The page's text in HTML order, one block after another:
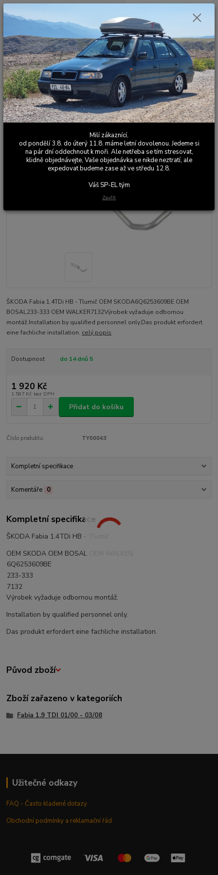
Menu
Hledat
Po - Pá 9:00 - 17:00
0,00 Kč
Úvod Výfuky Sériové výfuky Škoda Fabia 1
Fabia 1.9 TDI 01/00 -
03/08
ŠKODA Fabia 1.4TDi HB - Tlumič
ŠKODA Fabia 1.4TDi HB - Tlumič
ŠKODA Fabia 1.4TDi HB - Tlumič OEM SKODA6Q6253609BE OEM
BOSAL233-333 OEM WALKER7132Výrobek vyžaduje odbornou
montáž.Installation by qualified personnel only.Das produkt erfordert
eine fachliche installation. celý popis
Dostupnost do 14 dnů 5
1 920 Kč
1 587 Kč bez DPH
Přidat do košíku
Číslo produktu: TY00043
Kompletní specifikace
Komentáře 0
Kompletní specifikace
ŠKODA Fabia 1.4TDi HB - Tlumič
OEM SKODA OEM BOSAL OEM WALKER
6Q6253609BE
233-333
7132
Výrobek vyžaduje odbornou montáž.
Installation by qualified personnel only.
Das produkt erfordert eine fachliche installation.
Původ zboží
Zboží zařazeno v kategoriích
Fabia 1.9 TDI 01/00 - 03/08
Užitečné odkazy
FAQ - Často kladené dotazy
Obchodní podmínky a reklamační řád
Milí zákaznící,
od pondělí 3.8. do úterý 11.8. máme letní dovolenou. Jedeme si
na pár dní oddechnout k moři. Ale netřeba se tím stresovat,
klidně objednávejte, Vaše objednávka se nikde neztratí, ale
expedovat budeme zase až ve středu 12.8.
Váš SP-EL tým
Zavřít